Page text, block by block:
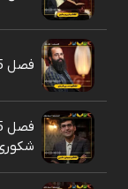
فصل 5 هفته 1 - حسین فروتن